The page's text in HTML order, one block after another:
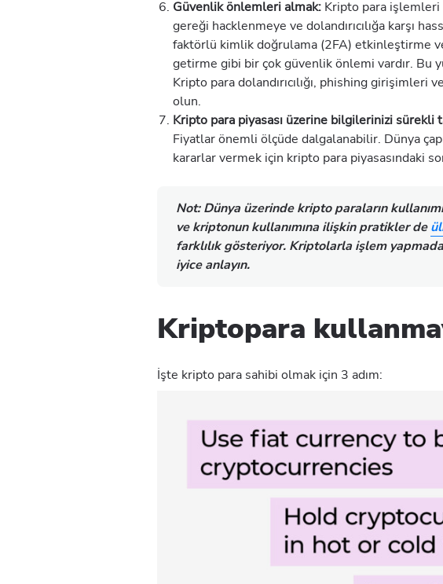
Güvenlik önlemleri almak: Kripto para işlemleri
gereği hacklenmeye ve dolandırıcılığa karşı
faktörlü kimlik doğrulama (2FA) etkinleştirme ve
getirme gibi bir çok güvenlik önlemi vardır. Bu
Kripto para dolandırıcılığı, phishing girişimleri
olun.
Kripto para piyasası üzerine bilgilerinizi sürekli
Fiyatlar önemli ölçüde dalgalanabilir. Dünya
kararlar vermek için kripto para piyasasındaki
Not:Dünya üzerinde kripto paraların
ve kriptonun kullanımına ilişkin pratikler de
farklılık gösteriyor. Kriptolarla işlem
iyice anlayın.
Kriptopara
İşte kripto para sahibi olmak için 3 adım: